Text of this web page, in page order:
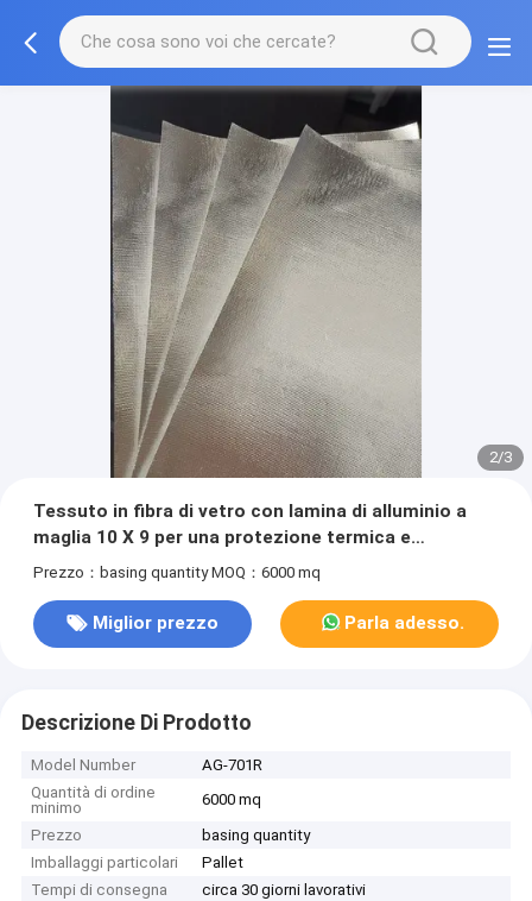
2/3
Tessuto in fibra di vetro con lamina di alluminio a
maglia 10 X 9 per una protezione termica e
isolamento superiori
Prezzo：basing quantity MOQ：6000 mq
Miglior prezzo Parla adesso.
Descrizione Di Prodotto
Model Number
AG-701R
Quantità di ordine
minimo
6000 mq
Prezzo
basing quantity
Imballaggi particolari
Pallet
Tempi di consegna
circa 30 giorni lavorativi